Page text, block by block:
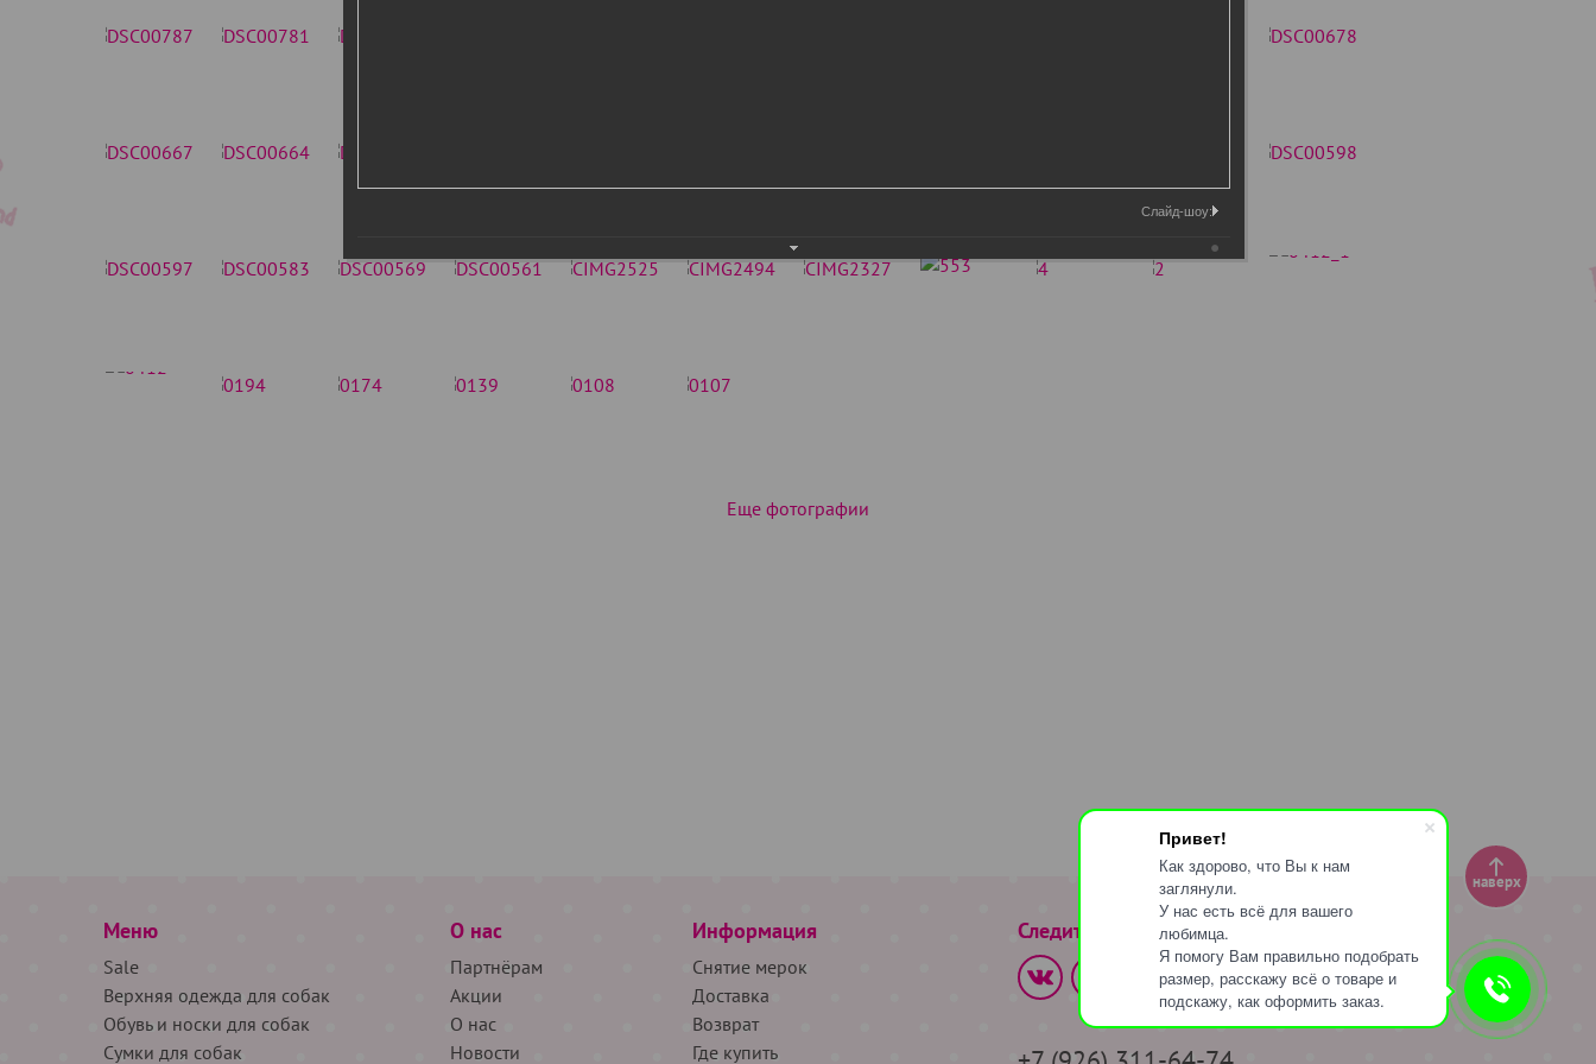
Привет!
Как здорово, что Вы к нам
заглянули.
У нас есть всё для вашего
любимца.
Я помогу Вам правильно подобрать
размер, расскажу всё о товаре и
подскажу, как оформить заказ.
Еще фотографии
Меню
Sale
Верхняя одежда для собак
Обувь и носки для собак
Сумки для собак
О нас
Партнёрам
Акции
О нас
Новости
Информация
Снятие мерок
Доставка
Возврат
Где купить
Следите за нами
наверх
Слайд-шоу: